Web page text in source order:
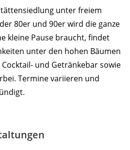
unter freiem
80er und 90er wird die ganze
kleine Pause braucht, findet
unter den hohen Bäumen
und Getränkebar sowie
Termine variieren und